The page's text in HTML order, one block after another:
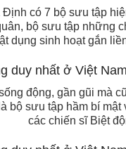
Định có 7 bộ sưu tập
bộ sưu tập những
dụng sinh hoạt gắn
động, gần gũi mà
bộ sưu tập hầm bí
các chiến sĩ Biệt